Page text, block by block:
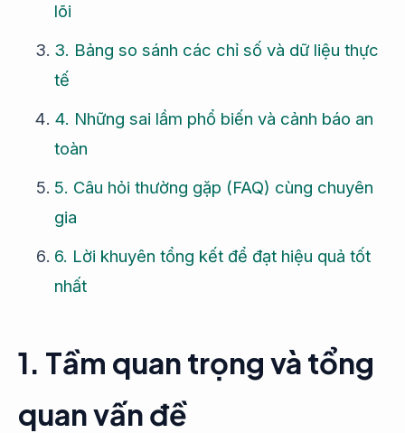
lõi
3. Bảng so sánh các chỉ số và dữ liệu thực
tế
4. Những sai lầm phổ biến và cảnh báo an
toàn
5. Câu hỏi thường gặp (FAQ) cùng chuyên
gia
6. Lời khuyên tổng kết để đạt hiệu quả tốt
nhất
1. Tầm quan trọng và tổng
quan vấn đề